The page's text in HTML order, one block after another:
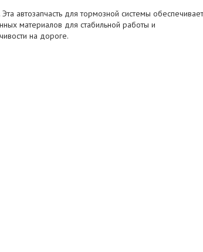
автозапчасть для тормозной системы обеспечивает
материалов для стабильной работы и
на дороге.